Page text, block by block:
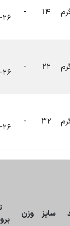
۲۶
تومان
۲۶
تومان
۰۶-۲۶
تومان
قیمت